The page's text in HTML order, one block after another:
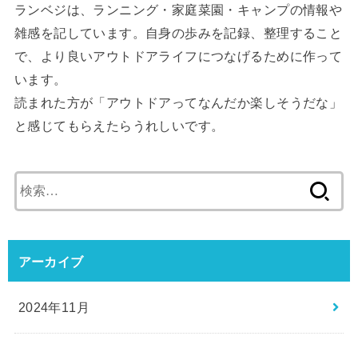
ランベジは、ランニング・家庭菜園・キャンプの情報や
雑感を記しています。自身の歩みを記録、整理すること
で、より良いアウトドアライフにつなげるために作って
います。
読まれた方が「アウトドアってなんだか楽しそうだな」
と感じてもらえたらうれしいです。
索:
アーカイブ
2024年11月